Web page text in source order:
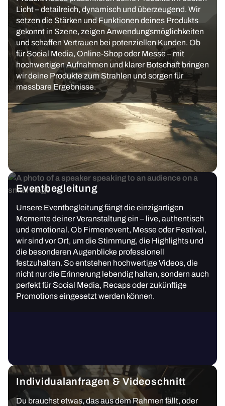
Licht – detailreich, dynamisch und überzeugend. Wir
setzen die Stärken und Funktionen deines Produkts
gekonnt in Szene, zeigen Anwendungsmöglichkeiten
und schaffen Vertrauen bei potenziellen Kunden. Ob
für Social Media, Online-Shop oder Messe – mit
hochwertigen Aufnahmen und klarer Botschaft bringen
wir deine Produkte zum Strahlen und sorgen für
messbare Ergebnisse.
Eventbegleitung
Unsere Eventbegleitung fängt die einzigartigen
Momente deiner Veranstaltung ein – live, authentisch
und emotional. Ob Firmenevent, Messe oder Festival,
wir sind vor Ort, um die Stimmung, die Highlights und
die besonderen Augenblicke professionell
festzuhalten. So entstehen hochwertige Videos, die
nicht nur die Erinnerung lebendig halten, sondern auch
perfekt für Social Media, Recaps oder zukünftige
Promotions eingesetzt werden können.
Individualanfragen & Videoschnitt
Du brauchst etwas, das aus dem Rahmen fällt, oder